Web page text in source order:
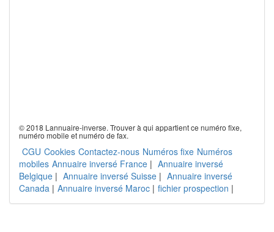
© 2018 Lannuaire-inverse. Trouver à qui appartient ce numéro fixe,
numéro mobile et numéro de fax.
CGU Cookies Contactez-nous Numéros fixe Numéros
mobiles Annuaire inversé France | Annuaire inversé
Belgique | Annuaire inversé Suisse | Annuaire inversé
Canada | Annuaire inversé Maroc | fichier prospection |